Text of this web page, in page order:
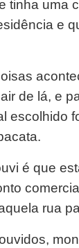
tinha uma
e
de lá, e
escolhido
é que
rua